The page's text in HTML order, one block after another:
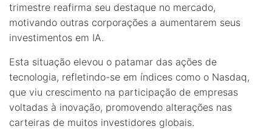
trimestre reafirma seu destaque no mercado,
motivando outras corporações a aumentarem seus
investimentos em IA.
Esta situação elevou o patamar das ações de
tecnologia, refletindo-se em índices como o Nasdaq,
que viu crescimento na participação de empresas
voltadas à inovação, promovendo alterações nas
carteiras de muitos investidores globais.